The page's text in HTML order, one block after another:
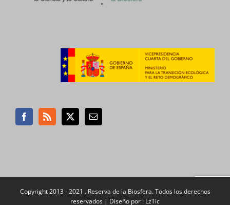
Copyright 2013 - 2021 . Reserva de la Biosfera. Todos los derechos
reservados | Diseño por : LzTic